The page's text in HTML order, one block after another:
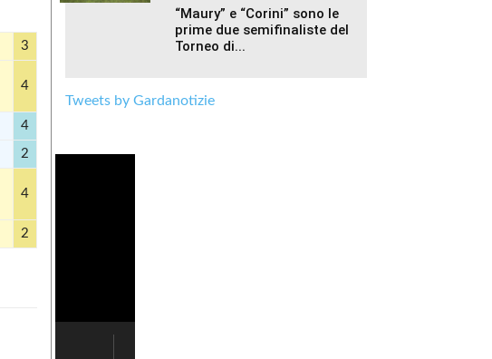
3
4
4
2
4
2
“Maury” e “Corini” sono le
prime due semifinaliste del
Torneo di...
Tweets by Gardanotizie